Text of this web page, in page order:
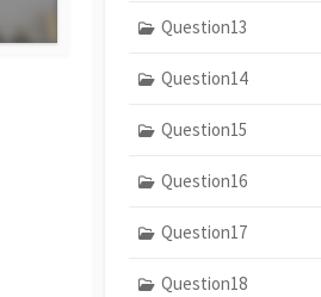
Question13
Question14
Question15
Question16
Question17
Question18